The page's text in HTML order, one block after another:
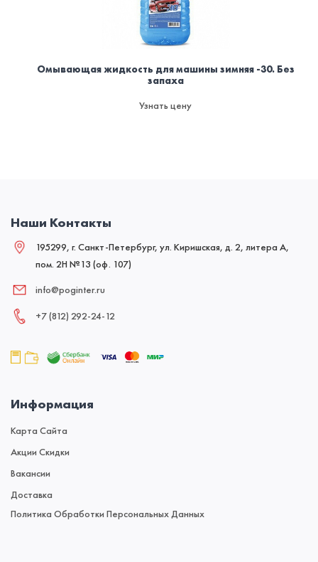
Омывающая жидкость для машины зимняя -30. Без
запаха
Узнать цену
Наши Контакты
195299, г. Санкт-Петербург, ул. Киришская, д. 2, литера А,
пом. 2Н №13 (оф. 107)
info@poginter.ru
+7 (812) 292‑24‑12
Информация
Карта Сайта
Акции Скидки
Вакансии
Доставка
Политика Обработки Персональных Данных